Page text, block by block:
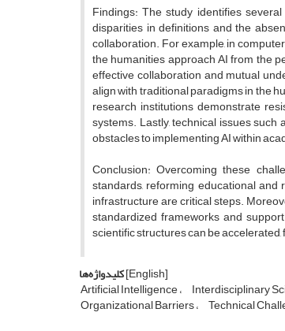
Findings: The study identifies
disparities in definitions and the
collaboration. For example, in
the humanities approach AI from the
effective collaboration and mutual
align with traditional paradigms in the
research institutions demonstrate
systems. Lastly, technical issues
obstacles to implementing AI within
Conclusion: Overcoming these
standards, reforming educational
infrastructure are critical steps.
standardized frameworks and
scientific structures can be
کلیدواژه‌ها[English]
Artificial Intelligence Interdisciplinary
Organizational Barriers Technical